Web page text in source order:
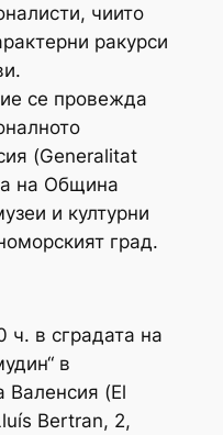
чиито
ракурси
се провежда
(Generalitat
на Община
и културни
град.
ч. в сградата на
в
Валенсия (El
Bertran, 2,